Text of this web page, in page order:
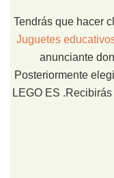
Tendrás que hacer
Juguetes
anunciante
Posteriormente
LEGO ES